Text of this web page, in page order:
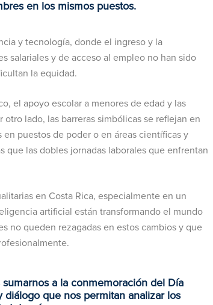
en los mismos puestos.
y tecnología, donde el ingreso y la
salariales y de acceso al empleo no han sido
la equidad.
el apoyo escolar a menores de edad y las
lado, las barreras simbólicas se reflejan en
puestos de poder o en áreas científicas y
las dobles jornadas laborales que enfrentan
en Costa Rica, especialmente en un
artificial están transformando el mundo
no queden rezagadas en estos cambios y que
sumarnos a la conmemoración del Día
diálogo que nos permitan analizar los